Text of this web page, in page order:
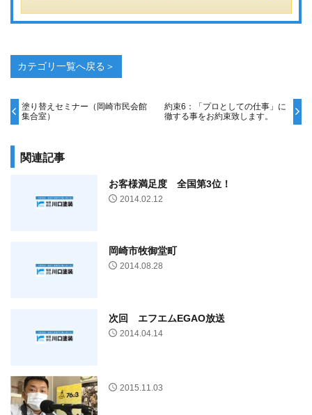
カテゴリ一覧へ戻る＞
塗り替えセミナー（岡崎市民会館
集合室）
約束6：「プロとしての仕事」に
徹する事をお約束致します。
関連記事
お客様満足度 全国第3位！
2014.02.12
岡崎市牧御堂町
2014.08.28
次回 エフエムEGAO放送
2014.04.14
2015.11.03